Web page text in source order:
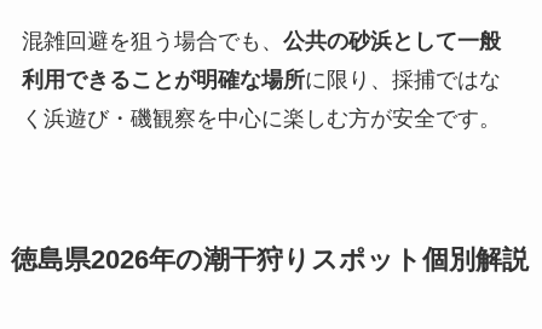
混雑回避を狙う場合でも、 公共の砂浜として一般
利用できることが明確な場所に限り、採捕ではな
く浜遊び・磯観察を中心に楽しむ方が安全です。
徳島県2026年の潮干狩りスポット個別解説